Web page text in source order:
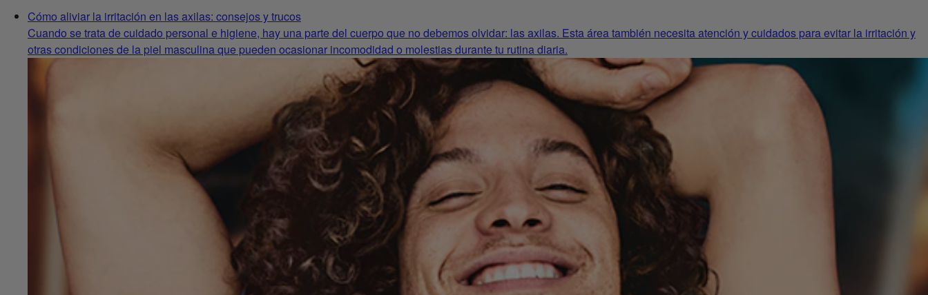
Cómo aliviar la irritación en las axilas: consejos y trucos
Cuando se trata de cuidado personal e higiene, hay una parte del cuerpo que no debemos olvidar: las axilas. Esta área también necesita atención y cuidados para evitar la irritación y
otras condiciones de la piel masculina que pueden ocasionar incomodidad o molestias durante tu rutina diaria.